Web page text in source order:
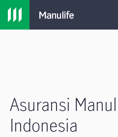
Asuransi
Indonesia